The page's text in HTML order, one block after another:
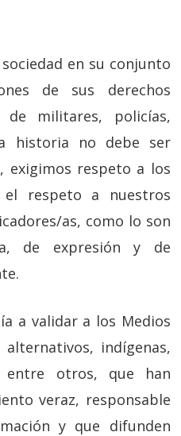
en su conjunto
de sus derechos
militares, policías,
historia no debe ser
exigimos respeto a los
el respeto a nuestros
as, como lo son
de expresión y de
a validar a los Medios
indígenas,
entre otros, que han
veraz, responsable
y que difunden